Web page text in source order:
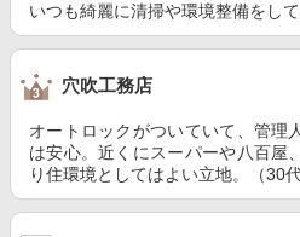
いつも綺麗に清掃や環境整備をし
穴吹工務店
オートロックがついていて、管理
は安心。近くにスーパーや八百屋
り住環境としてはよい立地。（30代